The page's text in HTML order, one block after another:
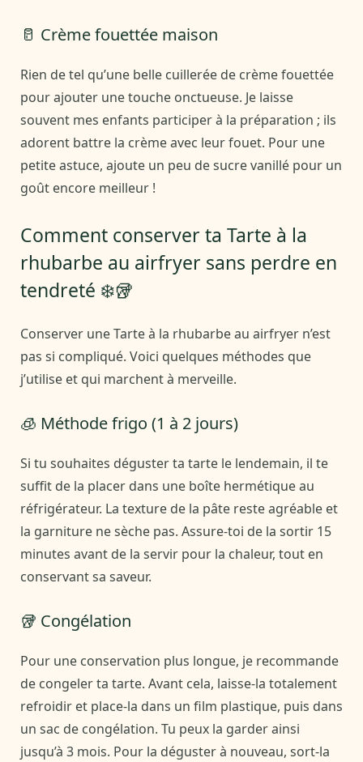
🥛 Crème fouettée maison
Rien de tel qu’une belle cuillerée de crème fouettée
pour ajouter une touche onctueuse. Je laisse
souvent mes enfants participer à la préparation ; ils
adorent battre la crème avec leur fouet. Pour une
petite astuce, ajoute un peu de sucre vanillé pour un
goût encore meilleur !
Comment conserver ta Tarte à la
rhubarbe au airfryer sans perdre en
tendreté ❄️🥡
Conserver une Tarte à la rhubarbe au airfryer n’est
pas si compliqué. Voici quelques méthodes que
j’utilise et qui marchent à merveille.
🧊 Méthode frigo (1 à 2 jours)
Si tu souhaites déguster ta tarte le lendemain, il te
suffit de la placer dans une boîte hermétique au
réfrigérateur. La texture de la pâte reste agréable et
la garniture ne sèche pas. Assure-toi de la sortir 15
minutes avant de la servir pour la chaleur, tout en
conservant sa saveur.
🥡 Congélation
Pour une conservation plus longue, je recommande
de congeler ta tarte. Avant cela, laisse-la totalement
refroidir et place-la dans un film plastique, puis dans
un sac de congélation. Tu peux la garder ainsi
jusqu’à 3 mois. Pour la déguster à nouveau, sort-la